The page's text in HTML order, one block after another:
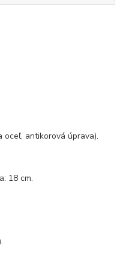
oceľ, antikorová úprava).
18 cm.